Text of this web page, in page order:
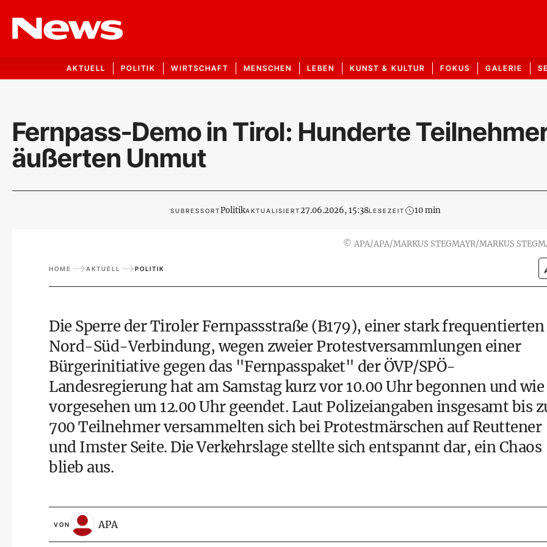
AKTUELL POLITIK WIRTSCHAFT MENSCHEN LEBEN KUNST & KULTUR FOKUS GALERIE
Fernpass-Demo in Tirol: Hunderte
äußerten Unmut
SUBRESSORTPolitikAKTUALISIERT27.06.2026, 15:38LESEZEIT 10 min
© APA/APA/MARKUS STEGMAYR/MARKUS
HOME AKTUELL POLITIK
Die Sperre der Tiroler Fernpassstraße (B179), einer stark frequentierten
Nord-Süd-Verbindung, wegen zweier Protestversammlungen einer
Bürgerinitiative gegen das "Fernpasspaket" der ÖVP/SPÖ-
Landesregierung hat am Samstag kurz vor 10.00 Uhr begonnen und wie
vorgesehen um 12.00 Uhr geendet. Laut Polizeiangaben insgesamt bis
700 Teilnehmer versammelten sich bei Protestmärschen auf Reuttener
und Imster Seite. Die Verkehrslage stellte sich entspannt dar, ein Chaos
blieb aus.
VON APA